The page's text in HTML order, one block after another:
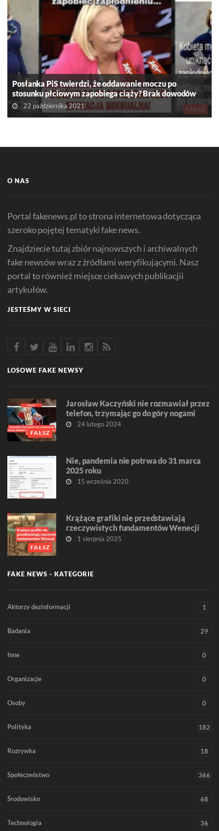
FAŁSZ
Posłanka PiS twierdzi, że oddawanie moczu po
stosunku płciowym zapobiega ciąży? Brak dowodów
22 października 2021
O NAS
Portal fakenews.pl to strona internetowa dotycząca
szeroko pojętej tematyki fake news.
Znajdziecie tutaj zbiór najnowszych i archiwalnych
fake newsów wraz z źródłami weryfikującymi. Nasz
portal to również miejsce ciekawych publikacjii
artykułów.
JESTEŚMY W SIECI
LOSOWE FAKE NEWSY
FAŁSZ
Jarosław Kaczyński nie rozmawiał przez
telefon, trzymając go do góry nogami
24 lutego 2024
Nie, pandemia nie potrwa do 31 marca
2025 roku
15 września 2020
FAŁSZ
Krążące grafiki nie przedstawiają
rzeczywistych fundamentów Wenecji
1 sierpnia 2025
FAKE NEWS - KATEGORIE
Aktorzy dezinformacji 1
Badania 29
Inne 0
Organizacje 0
Osoby 0
Polityka 182
Rozrywka 18
Społeczeństwo 366
Środowisko 68
Technologia 36